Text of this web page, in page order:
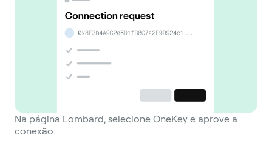
Na página Lombard, selecione OneKey e aprove a
conexão.